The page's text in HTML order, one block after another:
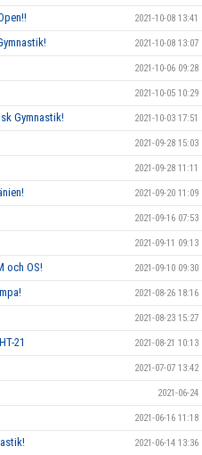
2021-10-08 13:41
2021-10-08 13:07
2021-10-06 09:28
2021-10-05 10:29
Gymnastik! 2021-10-03 17:51
2021-09-28 15:03
2021-09-28 11:11
2021-09-20 11:09
2021-09-16 07:53
2021-09-11 09:13
och OS! 2021-09-10 09:30
2021-08-26 18:16
2021-08-23 15:27
21 2021-08-21 10:13
2021-07-07 13:42
2021-06-24
2021-06-16 11:18
2021-06-14 13:36